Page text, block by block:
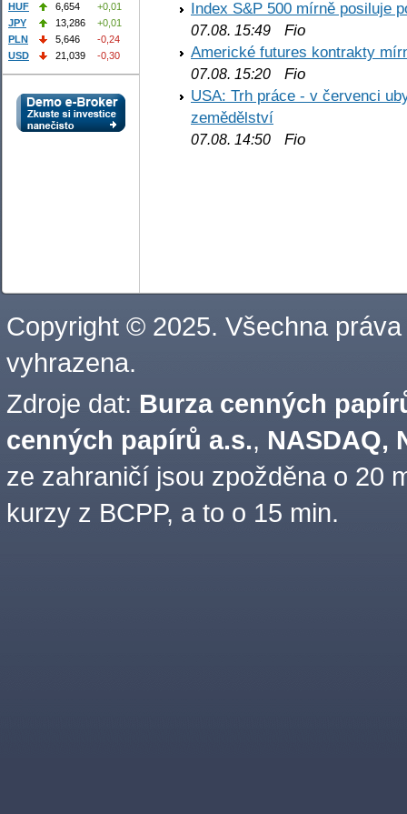
Index S&P 500 mírně posiluje
07.08. 15:49 Fio
Americké futures kontrakty
07.08. 15:20 Fio
USA: Trh práce - v červenci
zemědělství
07.08. 14:50 Fio
HUF
6,654
+0,01
JPY
13,286
+0,01
PLN
5,646
-0,24
USD
21,039 -0,30
Copyright © 2025. Všechna práva
vyhrazena.
Zdroje dat: Burza cenných
cenných papírů a.s., NASDAQ,
ze zahraničí jsou zpožděna o 20
kurzy z BCPP, a to o 15 min.